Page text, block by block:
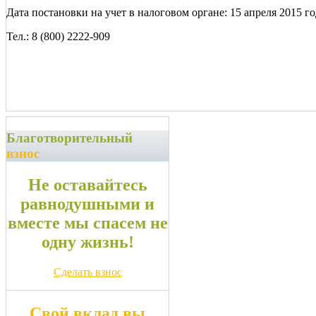
Дата постановки на учет в налоговом органе: 15 апреля 2015
Тел.: 8 (800) 2222-909
Благотворительный
взнос
Не оставайтесь
равнодушными и
вместе мы спасем не
одну жизнь!
Сделать взнос